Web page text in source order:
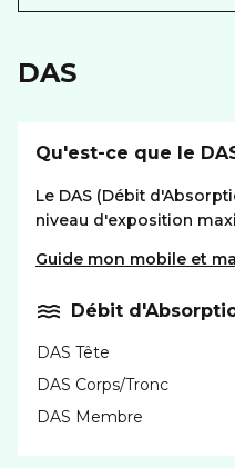
DAS
Qu'est-ce que le
Le DAS (Débit
niveau d'exposition
Guide mon mobile et
Débit
DAS Tête
DAS Corps/Tronc
DAS Membre